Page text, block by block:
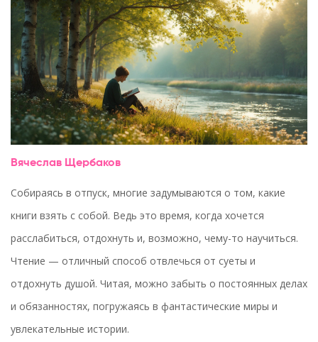
Вячеслав Щербаков
Собираясь в отпуск, многие задумываются о том, какие
книги взять с собой. Ведь это время, когда хочется
расслабиться, отдохнуть и, возможно, чему-то научиться.
Чтение — отличный способ отвлечься от суеты и
отдохнуть душой. Читая, можно забыть о постоянных делах
и обязанностях, погружаясь в фантастические миры и
увлекательные истории.